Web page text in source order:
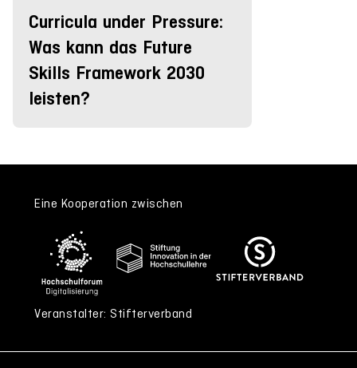
Curricula under Pressure:
Was kann das Future
Skills Framework 2030
leisten?
Eine Kooperation zwischen
Veranstalter: Stifterverband